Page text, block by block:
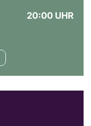
20:00 UHR